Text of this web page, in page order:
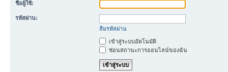
ชื่อผู้ใช้:
รหัสผ่าน:
ลืมรหัสผ่าน
เข้าสู่ระบบอัตโนมัติ
ซ่อนสถานะการออนไลน์ของฉัน